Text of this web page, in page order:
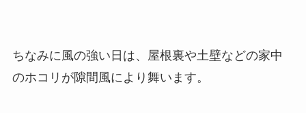
ちなみに風の強い日は、屋根裏や土壁などの家中
のホコリが隙間風により舞います。